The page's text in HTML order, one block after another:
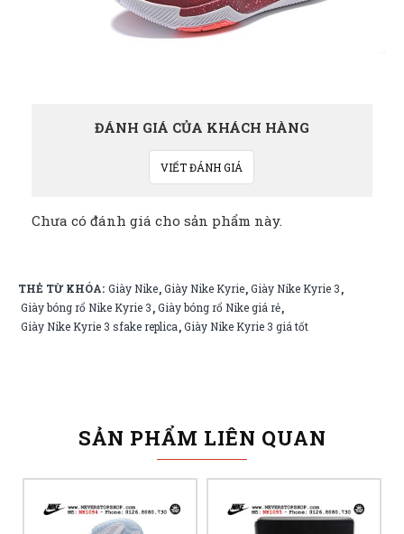
ĐÁNH GIÁ CỦA KHÁCH HÀNG
VIẾT ĐÁNH GIÁ
Chưa có đánh giá cho sản phẩm này.
THẺ TỪ KHÓA: Giày Nike,Giày Nike Kyrie,Giày Nike Kyrie 3,
Giày bóng rổ Nike Kyrie 3,Giày bóng rổ Nike giá rẻ,
Giày Nike Kyrie 3 sfake replica,Giày Nike Kyrie 3 giá tốt
SẢN PHẨM LIÊN QUAN